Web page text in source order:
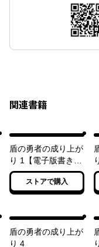
関連書籍
盾の勇者の成り上が
り 1【電子版書き下
ろし付】
ストアで購入
盾の勇者の成り上が
り 4